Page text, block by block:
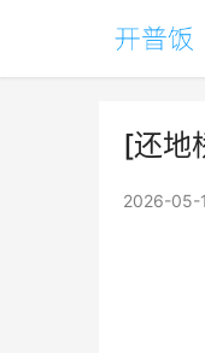
[还地
2026-05-